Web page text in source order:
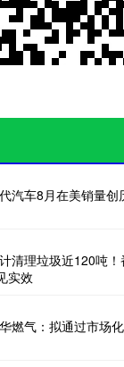
汽车8月在美销量创
清理垃圾近120吨
实效
燃气：拟通过市场